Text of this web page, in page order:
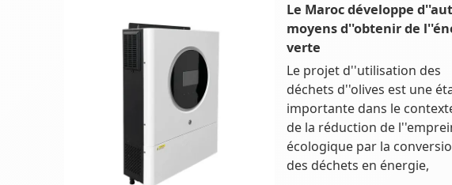
Le Maroc développe
moyens d''obtenir de
verte
Le projet d''utilisation des
déchets d''olives est une
importante dans le
de la réduction de
écologique par la
des déchets en énergie,